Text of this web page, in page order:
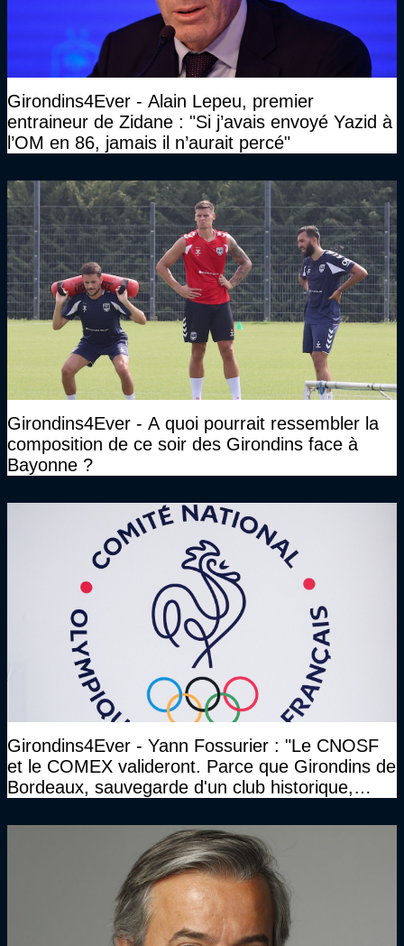
Girondins4Ever - Alain Lepeu, premier
entraineur de Zidane : "Si j’avais envoyé Yazid à
l’OM en 86, jamais il n’aurait percé"
Girondins4Ever - A quoi pourrait ressembler la
composition de ce soir des Girondins face à
Bayonne ?
Girondins4Ever - Yann Fossurier : "Le CNOSF
et le COMEX valideront. Parce que Girondins de
Bordeaux, sauvegarde d'un club historique,